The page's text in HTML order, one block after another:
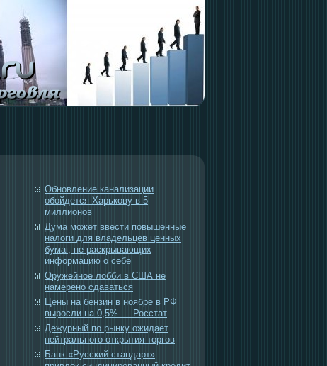
Обновление канализации
обойдется Харькову в 5
миллионов
Дума может ввести повышенные
налоги для владельцев ценных
бумаг, не раскрывающих
информацию о себе
Оружейное лобби в США не
намерено сдаваться
Цены на бензин в ноябре в РФ
выросли на 0,5% — Росстат
Дежурный по рынку ожидает
нейтрального открытия торгов
Банк «Русский стандарт»